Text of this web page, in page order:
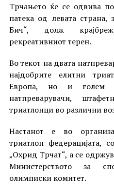
Трчањето ќе се одвива
патека од левата страна,
Бич“, долж
рекреативниот терен.
Во текот на двата
најдобрите елитни
Европа, но и голем
натпреварувачи,
триатлонци во различни
Настанот е во
триатлон федерацијата,
„Охрид Трчат“, а се
Министерството за
олимписки комитет.